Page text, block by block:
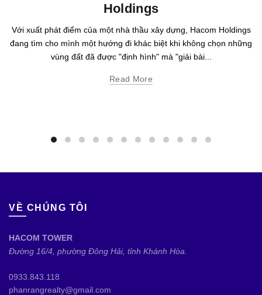
Holdings
Với xuất phát điểm của một nhà thầu xây dựng, Hacom Holdings
đang tìm cho mình một hướng đi khác biệt khi không chọn những
vùng đất đã được "định hình" mà "giải bài...
Read More
VỀ CHÚNG TÔI
HACOM TOWER
Đường 16/4, phường Đông Hải, tỉnh Khánh Hòa.
0933.843.118
phanrangrealty@gmail.com